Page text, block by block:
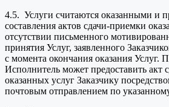
4.5. Услуги считаются оказанными и
составления актов сдачи-приемки
отсутствии письменного
принятия Услуг, заявленного
с момента окончания оказания Услуг.
Исполнитель может предоставить акт
оказанных услуг Заказчику
почтовым отправлением по